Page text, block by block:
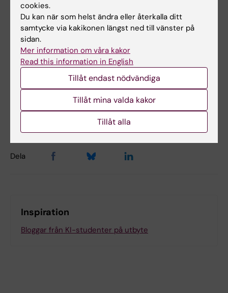
Hade du nytta av informationen på denna sida?
Yes
No
Innehållsgranskare:
Talia Maria Adamsson
Redaktör:Emma Hägg
2026-03-27
Dela
Inspiration
Bloggar från KI-studenter på utbyte
cookies.
Du kan när som helst ändra eller återkalla ditt
samtycke via kakikonen längst ned till vänster på
sidan.
Mer information om våra kakor
Read this information in English
Tillåt endast nödvändiga
Tillåt mina valda kakor
Tillåt alla